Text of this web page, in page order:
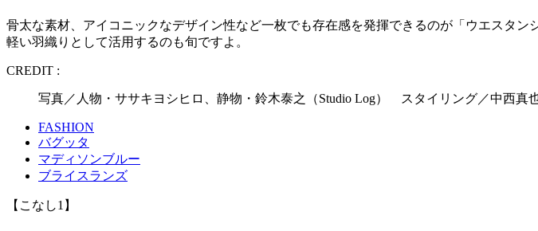
骨太な素材、アイコニックなデザイン性など一枚でも存在感を発揮できるのが「ウエスタ
軽い羽織りとして活用するのも旬ですよ。
CREDIT :
写真／人物・ササキヨシヒロ、静物・鈴木泰之（Studio Log） スタイリング／中西
FASHION
バグッタ
マディソンブルー
ブライスランズ
【こなし1】